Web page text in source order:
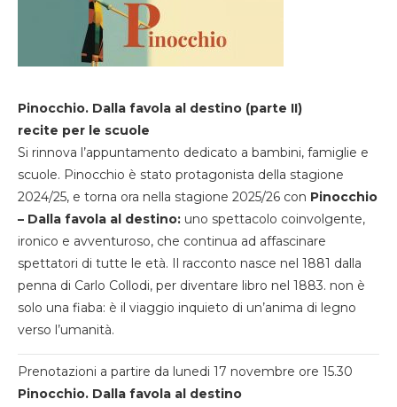
Pinocchio. Dalla favola al destino (parte II)
recite per le scuole
Si rinnova l’appuntamento dedicato a bambini, famiglie e
scuole. Pinocchio è stato protagonista della stagione
2024/25, e torna ora nella stagione 2025/26 con Pinocchio
– Dalla favola al destino: uno spettacolo coinvolgente,
ironico e avventuroso, che continua ad affascinare
spettatori di tutte le età. Il racconto nasce nel 1881 dalla
penna di Carlo Collodi, per diventare libro nel 1883. non è
solo una fiaba: è il viaggio inquieto di un’anima di legno
verso l’umanità.
Prenotazioni a partire da lunedi 17 novembre ore 15.30
Pinocchio. Dalla favola al destino